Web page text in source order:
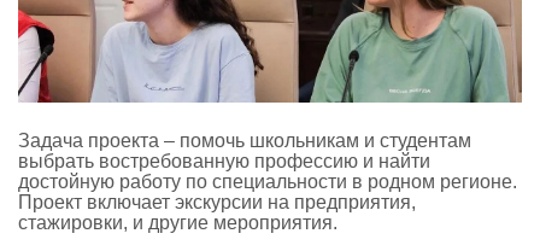
Задача проекта – помочь школьникам и студентам
выбрать востребованную профессию и найти
достойную работу по специальности в родном регионе.
Проект включает экскурсии на предприятия,
стажировки, и другие мероприятия.